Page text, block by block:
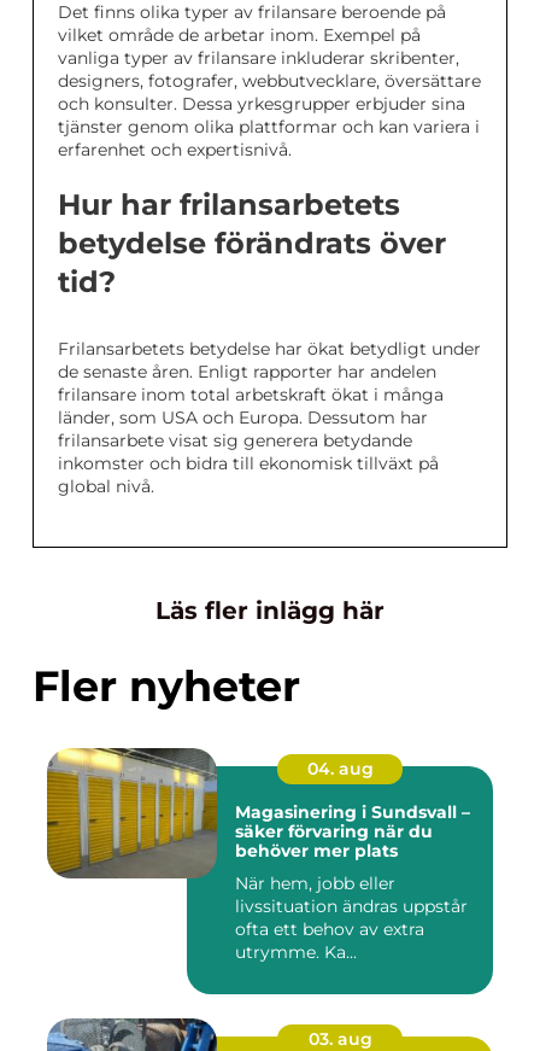
Det finns olika typer av frilansare beroende på
vilket område de arbetar inom. Exempel på
vanliga typer av frilansare inkluderar skribenter,
designers, fotografer, webbutvecklare, översättare
och konsulter. Dessa yrkesgrupper erbjuder sina
tjänster genom olika plattformar och kan variera i
erfarenhet och expertisnivå.
Hur har frilansarbetets
betydelse förändrats över
tid?
Frilansarbetets betydelse har ökat betydligt under
de senaste åren. Enligt rapporter har andelen
frilansare inom total arbetskraft ökat i många
länder, som USA och Europa. Dessutom har
frilansarbete visat sig generera betydande
inkomster och bidra till ekonomisk tillväxt på
global nivå.
Läs fler inlägg här
Fler nyheter
04. aug
Magasinering i Sundsvall –
säker förvaring när du
behöver mer plats
När hem, jobb eller
livssituation ändras uppstår
ofta ett behov av extra
utrymme. Ka...
03. aug